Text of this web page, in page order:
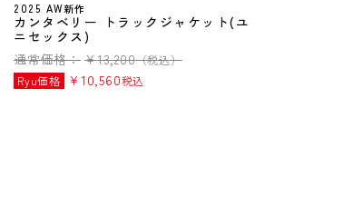
2025 AW新作
カンタベリー トラックジャケット(ユ
ニセックス)
通常価格： ¥13,200（税込）
Ryu価格
¥ 10,560税込